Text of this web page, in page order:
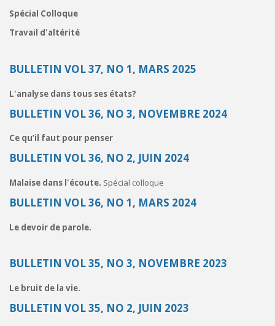
Spécial Colloque
Travail d'altérité
BULLETIN VOL 37, NO 1, MARS 2025
L'analyse dans tous ses états?
BULLETIN VOL 36, NO 3, NOVEMBRE 2024
Ce qu’il faut pour penser
BULLETIN VOL 36, NO 2, JUIN 2024
Malaise dans l'écoute. Spécial colloque
BULLETIN VOL 36, NO 1, MARS 2024
Le devoir de parole.
BULLETIN VOL 35, NO 3, NOVEMBRE 2023
Le bruit de la vie.
BULLETIN VOL 35, NO 2, JUIN 2023